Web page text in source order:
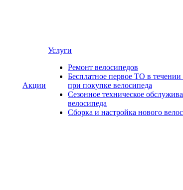
Акции
Услуги
Ремонт велосипедов
Бесплатное первое ТО в течении
при покупке велосипеда
Сезонное техническое
велосипеда
Сборка и настройка нового